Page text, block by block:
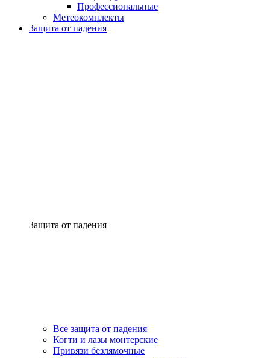
Профессиональные
Метеокомплекты
Защита от падения
Защита от падения
Все защита от падения
Когти и лазы монтерские
Привязи безлямочные